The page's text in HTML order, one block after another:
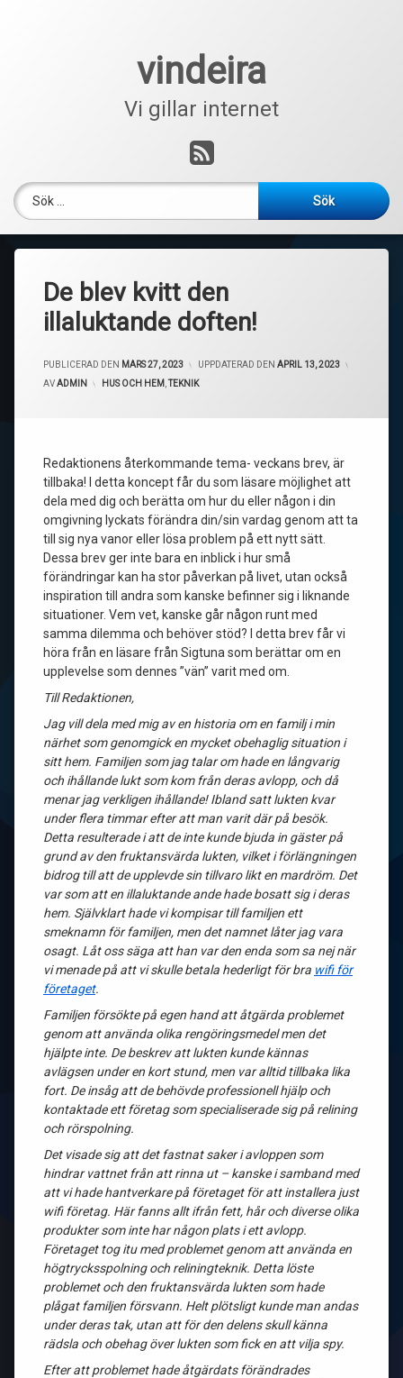
vindeira
Vi gillar internet
RSS
De blev kvitt den
illaluktande doften!
PUBLICERAD DEN MARS 27, 2023 UPPDATERAD DEN APRIL 13, 2023
AVADMIN KATEGORIER:
HUS OCH HEM ,TEKNIK
Redaktionens återkommande tema- veckans brev, är
tillbaka! I detta koncept får du som läsare möjlighet att
dela med dig och berätta om hur du eller någon i din
omgivning lyckats förändra din/sin vardag genom att ta
till sig nya vanor eller lösa problem på ett nytt sätt.
Dessa brev ger inte bara en inblick i hur små
förändringar kan ha stor påverkan på livet, utan också
inspiration till andra som kanske befinner sig i liknande
situationer. Vem vet, kanske går någon runt med
samma dilemma och behöver stöd? I detta brev får vi
höra från en läsare från Sigtuna som berättar om en
upplevelse som dennes ”vän” varit med om.
Till Redaktionen,
Jag vill dela med mig av en historia om en familj i min
närhet som genomgick en mycket obehaglig situation i
sitt hem. Familjen som jag talar om hade en långvarig
och ihållande lukt som kom från deras avlopp, och då
menar jag verkligen ihållande! Ibland satt lukten kvar
under flera timmar efter att man varit där på besök.
Detta resulterade i att de inte kunde bjuda in gäster på
grund av den fruktansvärda lukten, vilket i förlängningen
bidrog till att de upplevde sin tillvaro likt en mardröm. Det
var som att en illaluktande ande hade bosatt sig i deras
hem. Självklart hade vi kompisar till familjen ett
smeknamn för familjen, men det namnet låter jag vara
osagt. Låt oss säga att han var den enda som sa nej när
vi menade på att vi skulle betala hederligt för bra wifi för
företaget.
Familjen försökte på egen hand att åtgärda problemet
genom att använda olika rengöringsmedel men det
hjälpte inte. De beskrev att lukten kunde kännas
avlägsen under en kort stund, men var alltid tillbaka lika
fort. De insåg att de behövde professionell hjälp och
kontaktade ett företag som specialiserade sig på relining
och rörspolning.
Det visade sig att det fastnat saker i avloppen som
hindrar vattnet från att rinna ut – kanske i samband med
att vi hade hantverkare på företaget för att installera just
wifi företag. Här fanns allt ifrån fett, hår och diverse olika
produkter som inte har någon plats i ett avlopp.
Företaget tog itu med problemet genom att använda en
högtrycksspolning och reliningteknik. Detta löste
problemet och den fruktansvärda lukten som hade
plågat familjen försvann. Helt plötsligt kunde man andas
under deras tak, utan att för den delens skull känna
rädsla och obehag över lukten som fick en att vilja spy.
Efter att problemet hade åtgärdats förändrades